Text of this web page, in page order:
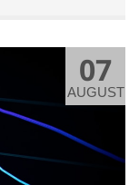
07
AUGUST